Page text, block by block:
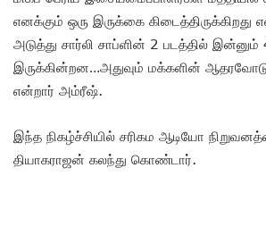
எனக்கும் ஒரு இருக்கை
அடுத்து சார்லி சாப்ளின் 2 படத்தில்
இருக்கின்றன…அதுவும் மக்களின்
என்றார் அம்ரீஷ்.
இந்த நிகழ்ச்சியில் சரிகம ஆடியோ
தியாகராஜன் கலந்து கொண்டார்.